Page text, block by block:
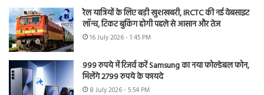
रेल यात्रियों के लिए बड़ी खुशखबरी, IRCTC की नई वेबसाइट
लॉन्च, टिकट बुकिंग होगी पहले से आसान और तेज
16 July 2026 - 1:45 PM
999 रुपये में रिजर्व करें Samsung का नया फोल्डेबल फोन,
मिलेंगे 2799 रुपये के फायदे
8 July 2026 - 5:54 PM